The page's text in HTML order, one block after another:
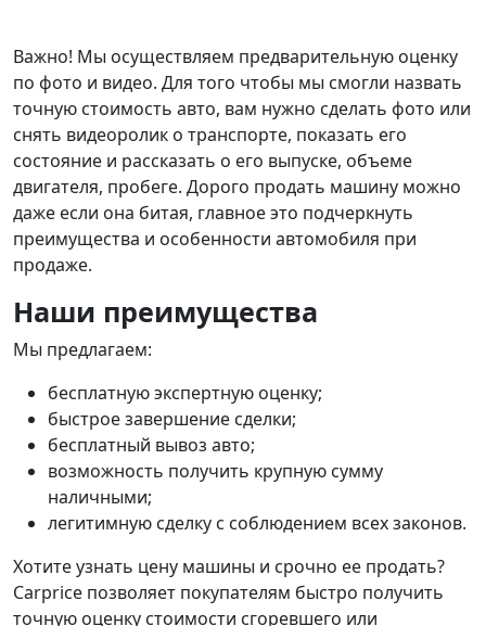
Важно! Мы осуществляем предварительную оценку
по фото и видео. Для того чтобы мы смогли назвать
точную стоимость авто, вам нужно сделать фото или
снять видеоролик о транспорте, показать его
состояние и рассказать о его выпуске, объеме
двигателя, пробеге. Дорого продать машину можно
даже если она битая, главное это подчеркнуть
преимущества и особенности автомобиля при
продаже.
Наши преимущества
Мы предлагаем:
бесплатную экспертную оценку;
быстрое завершение сделки;
бесплатный вывоз авто;
возможность получить крупную сумму
наличными;
легитимную сделку с соблюдением всех законов.
Хотите узнать цену машины и срочно ее продать?
Carprice позволяет покупателям быстро получить
точную оценку стоимости сгоревшего или